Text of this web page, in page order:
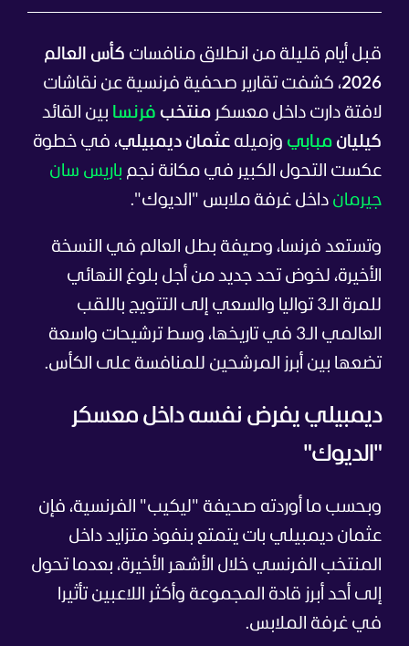
قبل أيام قليلة من انطلاق منافسات كأس العالم
2026، كشفت تقارير صحفية فرنسية عن نقاشات
لافتة دارت داخل معسكر منتخب فرنسا بين القائد
كيليان مبابي وزميله عثمان ديمبيلي، في خطوة
عكست التحول الكبير في مكانة نجم باريس سان
جيرمان داخل غرفة ملابس "الديوك".
وتستعد فرنسا، وصيفة بطل العالم في النسخة
الأخيرة، لخوض تحد جديد من أجل بلوغ النهائي
للمرة الـ3 تواليا والسعي إلى التتويج باللقب
العالمي الـ3 في تاريخها، وسط ترشيحات واسعة
تضعها بين أبرز المرشحين للمنافسة على الكأس.
ديمبيلي يفرض نفسه داخل معسكر
"الديوك"
وبحسب ما أوردته صحيفة "ليكيب" الفرنسية، فإن
عثمان ديمبيلي بات يتمتع بنفوذ متزايد داخل
المنتخب الفرنسي خلال الأشهر الأخيرة، بعدما تحول
إلى أحد أبرز قادة المجموعة وأكثر اللاعبين تأثيرا
في غرفة الملابس.